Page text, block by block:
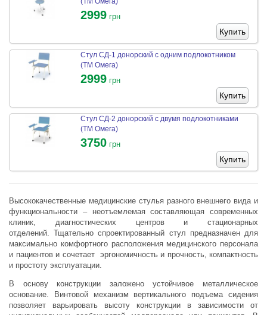
2999 грн
Купить
Стул СД-1 донорский с одним подлокотником
(ТМ Омега)
2999 грн
Купить
Стул СД-2 донорский с двумя подлокотниками
(ТМ Омега)
3750 грн
Купить
Высококачественные медицинские стулья разного внешнего вида и
функциональности –неотъемлемая составляющая современных
клиник, диагностических центров и стационарных
отделений.Тщательно спроектированный стул предназначен для
максимально комфортного расположения медицинского персонала
и пациентов и сочетает эргономичность и прочность, компактность
и простоту эксплуатации.
В основу конструкции заложено устойчивое металлическое
основание. Винтовой механизм вертикального подъема сидения
позволяет варьировать высоту конструкции в зависимости от